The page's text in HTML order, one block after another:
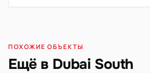
ПОХОЖИЕ ОБЪЕКТЫ
Ещё в Dubai South